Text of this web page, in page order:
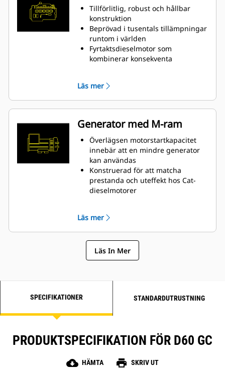
Tillförlitlig, robust och hållbar
konstruktion
Beprövad i tusentals tillämpningar
runtom i världen
Fyrtaktsdieselmotor som
kombinerar konsekventa
Läs mer
Generator med M-ram
Överlägsen motorstartkapacitet
innebär att en mindre generator
kan användas
Konstruerad för att matcha
prestanda och uteffekt hos Cat-
dieselmotorer
Läs mer
Läs In Mer
SPECIFIKATIONER STANDARDUTRUSTNING
PRODUKTSPECIFIKATION FÖR D60 GC
cloud_download HÄMTA print SKRIV UT